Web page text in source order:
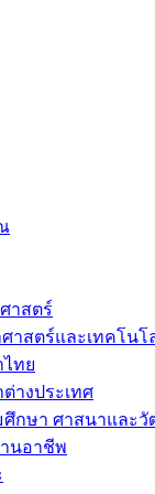
าสตร์
าสตร์และเทคโนโ
ไทย
างประเทศ
ศึกษา ศาสนาและ
านอาชีพ